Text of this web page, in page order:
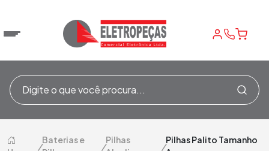
/
Baterias e
/
Pilhas
/
Pilhas Palito Tamanho